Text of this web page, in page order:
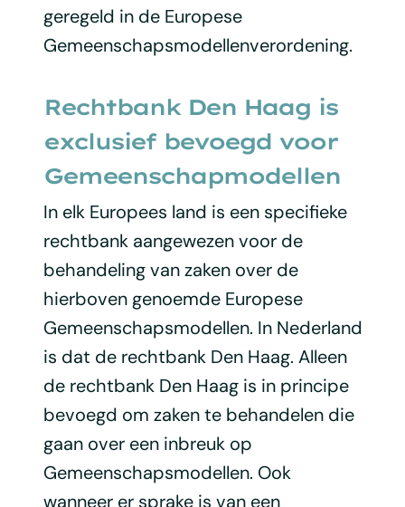
geregeld in de Europese
Gemeenschapsmodellenverordening.
Rechtbank Den Haag is
exclusief bevoegd voor
Gemeenschapmodellen
In elk Europees land is een specifieke
rechtbank aangewezen voor de
behandeling van zaken over de
hierboven genoemde Europese
Gemeenschapsmodellen. In Nederland
is dat de rechtbank Den Haag. Alleen
de rechtbank Den Haag is in principe
bevoegd om zaken te behandelen die
gaan over een inbreuk op
Gemeenschapsmodellen. Ook
wanneer er sprake is van een